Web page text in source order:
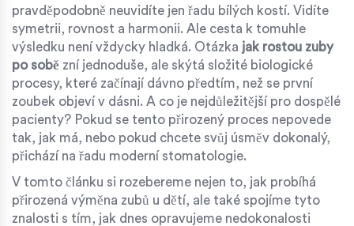
pravděpodobně neuvidíte jen řadu bílých kostí. Vidíte
symetrii, rovnost a harmonii. Ale cesta k tomuhle
výsledku není vždycky hladká. Otázka jak rostou zuby
po sobě zní jednoduše, ale skýtá složité biologické
procesy, které začínají dávno předtím, než se první
zoubek objeví v dásni. A co je nejdůležitější pro dospělé
pacienty? Pokud se tento přirozený proces nepovede
tak, jak má, nebo pokud chcete svůj úsměv dokonalý,
přichází na řadu moderní stomatologie.
V tomto článku si rozebereme nejen to, jak probíhá
přirozená výměna zubů u dětí, ale také spojíme tyto
znalosti s tím, jak dnes opravujeme nedokonalosti